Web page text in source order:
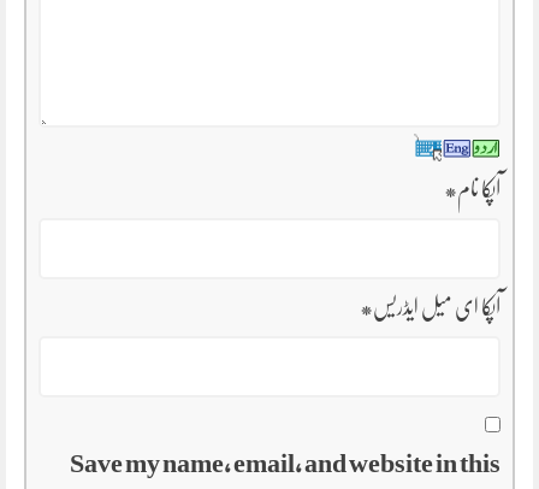
آپکا نام*
آپکا ای میل ایڈریس*
Save my name, email, and website in this